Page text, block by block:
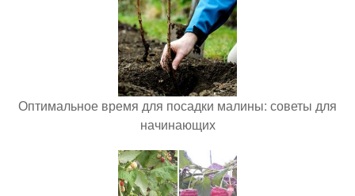
Оптимальное время для посадки малины: советы для
начинающих